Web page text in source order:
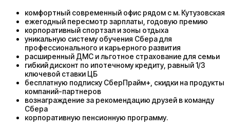
комфортный современный офис рядом с м. Кутузовская
ежегодный пересмотр зарплаты, годовую премию
корпоративный спортзал и зоны отдыха
уникальную систему обучения Сбера для
профессионального и карьерного развития
расширенный ДМС и льготное страхование для семьи
гибкий дисконт по ипотечному кредиту, равный 1/3
ключевой ставки ЦБ
бесплатную подписку СберПрайм+, скидки на продукты
компаний-партнеров
вознаграждение за рекомендацию друзей в команду
Сбера
корпоративную пенсионную программу.